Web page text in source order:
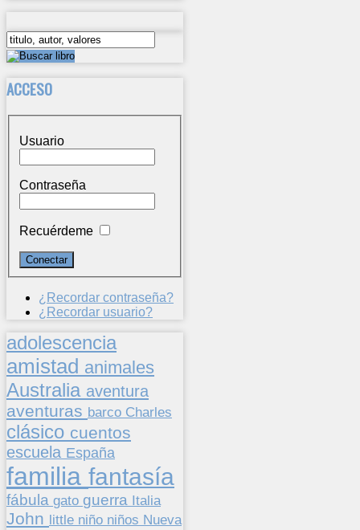
ACCESO
Usuario
Contraseña
Recuérdeme
¿Recordar contraseña?
¿Recordar usuario?
adolescencia
amistad animales
Australia aventura
aventuras barco Charles
clásico cuentos
escuela España
familia fantasía
fábula gato guerra Italia
John little niño niños Nueva